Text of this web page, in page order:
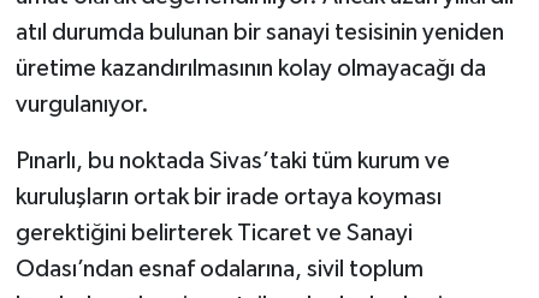
atıl durumda bulunan bir sanayi tesisinin yeniden
üretime kazandırılmasının kolay olmayacağı da
vurgulanıyor.
Pınarlı, bu noktada Sivas’taki tüm kurum ve
kuruluşların ortak bir irade ortaya koyması
gerektiğini belirterek Ticaret ve Sanayi
Odası’ndan esnaf odalarına, sivil toplum